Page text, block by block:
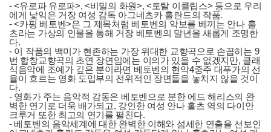
- <유로파 유로파>, <비밀의 화원>, <토탈 이클립스> 등으로 우리
에게 낯익은 거장 여성 감독 아그네츠카 홀란드의 작품.
- <카핑 베토벤>은 그 제목처럼 베토벤의 악보를 베끼는 안나 홀
츠라는 가상의 인물을 통해 거장 베토벤의 말년을 새롭게 조명한
다.
- 이 작품의 백미가 현존하는 가장 위대한 교향곡으로 손꼽히는 9
번 합창교향곡의 초연 장면임에는 이의가 있을 수 없겠지만, 클래
식음악에 조예가 깊은 분이라면 베토벤의 현악4중주 대푸가의 선
율이 흐르는 영화 도입부의 전위적인 장면들을 놓치지 않을 것이
다.
- 영화가 주는 음악적 감동은 베토벤으로 분한 에드 해리스의 완
벽한 연기로 더욱 배가되고, 강인한 여성 안나 홀츠 역의 다이안
크루거 또한 최고의 연기를 펼친다.
- 베토벤의 음악세계에 대한 완벽한 이해와 섬세한 연출을 선보인